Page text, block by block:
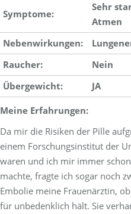
Symptome:
Sehr
Atmen
Nebenwirkungen:
Raucher:
Nein
Übergewicht:
JA
Meine Erfahrungen:
Da mir die Risiken der Pille
einem Forschungsinstitut der
waren und ich mir immer
machte, fragte ich sogar noch
Embolie meine Frauenärztin,
für unbedenklich hält. Sie